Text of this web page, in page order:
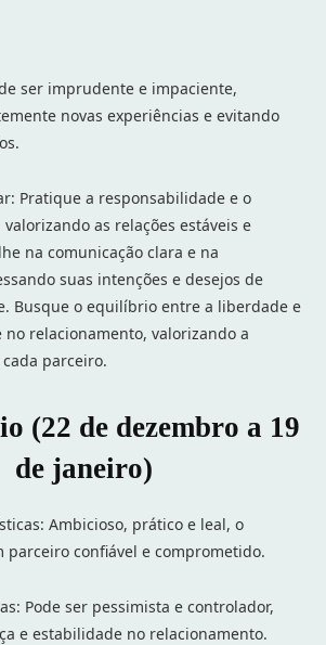
ser imprudente e impaciente,
novas experiências e evitando
Pratique a responsabilidade e o
as relações estáveis e
na comunicação clara e na
suas intenções e desejos de
Busque o equilíbrio entre a liberdade e
relacionamento, valorizando a
parceiro.
(22 de dezembro a 19
de janeiro)
Ambicioso, prático e leal, o
parceiro confiável e comprometido.
Pode ser pessimista e controlador,
e estabilidade no relacionamento.